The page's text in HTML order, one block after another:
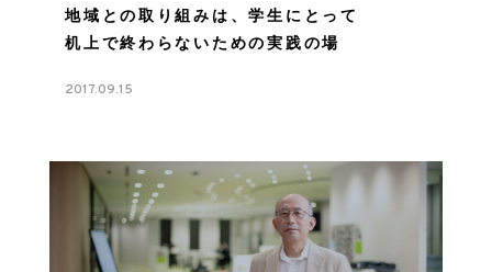
地域との取り組みは、学生にとって
机上で終わらないための実践の場
2017.09.15